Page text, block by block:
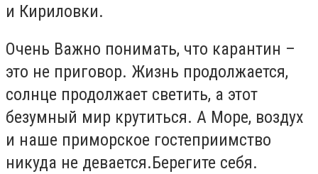
и Кириловки.
Очень Важно понимать, что карантин –
это не приговор. Жизнь продолжается,
солнце продолжает светить, а этот
безумный мир крутиться. А Море, воздух
и наше приморское гостеприимство
никуда не девается.Берегите себя.